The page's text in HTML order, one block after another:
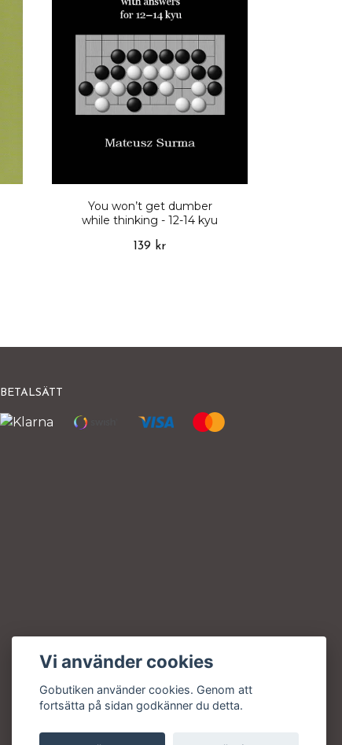
You won’t get dumber
while thinking - 12-14 kyu
139 kr
BETALSÄTT
Vi använder cookies
Gobutiken använder cookies. Genom att
fortsätta på sidan godkänner du detta.